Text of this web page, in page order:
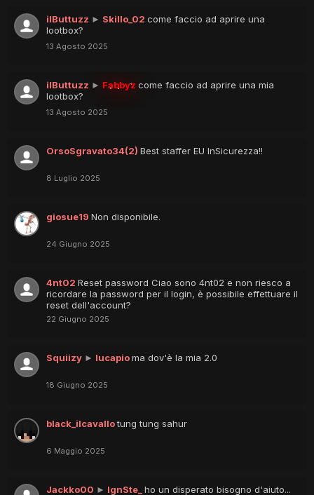
ilButtuzz ► Skillo_02 come faccio ad aprire una
lootbox?
13 Agosto 2025
ilButtuzz ► Fabbyz come faccio ad aprire una mia
lootbox?
13 Agosto 2025
OrsoSgravato34(2) Best staffer EU InSicurezza!!
8 Luglio 2025
giosue19 Non disponibile.
24 Giugno 2025
4nt02 Reset password Ciao sono 4nt02 e non riesco a
ricordare la password per il login, è possibile effettuare il
reset dell'account?
22 Giugno 2025
Squiizy ► lucapioma dov'è la mia 2.0
18 Giugno 2025
black_ilcavallotung tung sahur
6 Maggio 2025
Jackko00 ► IgnSte_ ho un disperato bisogno d'aiuto...